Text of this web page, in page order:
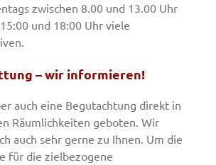
zwischen 8.00 und 13.00 Uhr
und 18:00 Uhr viele
– wir informieren!
auch eine Begutachtung direkt in
Räumlichkeiten geboten. Wir
auch sehr gerne zu Ihnen. Um die
für die zielbezogene